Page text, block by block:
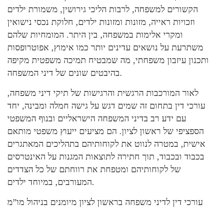
הקשורים למשפחה, לרבות הליכי גירושין, משמורת ילדים
וזכויות ראייה, מזונות ומזונות ילדים, חלוקת נכסי נישואין
ומקרי אלימות במשפחה, בין היתר. המומחיות שלהם
משתרעת על נושאים עדינים יותר כמו אימוץ, אפוטרופסות
ותכנון עיזבון משפחתי, מה שמבטיח תמיכה משפטית מקיפה
בהיבטים שונים של דיני המשפחה.
לאור המורכבות הרגשית והרגישות של תיקי דיני משפחה,
עורכי דין בתחום זה שמים דגש על גישה חמלה ומבינה, יחד
עם ידע רב בדיני המשפחה הישראליים ובנוף המשפטי
הספציפי של ראשון לציון. הם מציעים ייעוץ משפטי מותאם
אישית, במטרה לנווט את לקוחותיהם בתהליכים המאתגרים
בכבוד ובכבוד, תוך חתירה לתוצאות המגנות על האינטרסים
של לקוחותיהם ומטפחת את רווחתם של כל הצדדים
המעורבים, במיוחד ילדים.
עורכי דין לדיני משפחה בראשון לציון מיומנים בניהול מו”מ